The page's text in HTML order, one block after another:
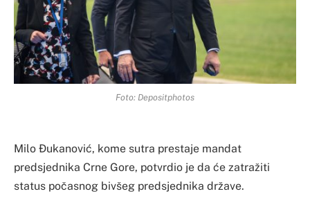
Foto: Depositphotos
Milo Đukanović, kome sutra prestaje mandat
predsjednika Crne Gore, potvrdio je da će zatražiti
status počasnog bivšeg predsjednika države.